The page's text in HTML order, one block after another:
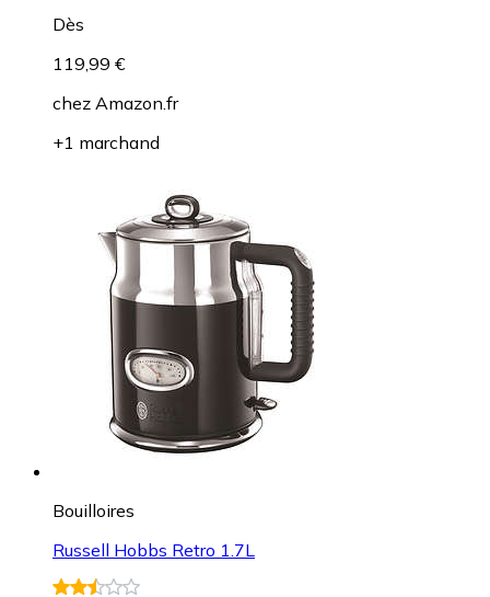
Dès
119,99 €
chez Amazon.fr
+1 marchand
Bouilloires
Russell Hobbs Retro 1.7L